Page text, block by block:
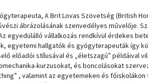
A Brit Lovas Szövetség (British
ábrázolásának szenvedélyes művelője.
Az egyedülálló vállalkozás rendkívül érdekes
egyetemi hallgatók és gyógyterapeuták így
előadói stílusával és „életszagú” példáival
kurzusokat, és boncolásokat
, valamint az egyetemeken és